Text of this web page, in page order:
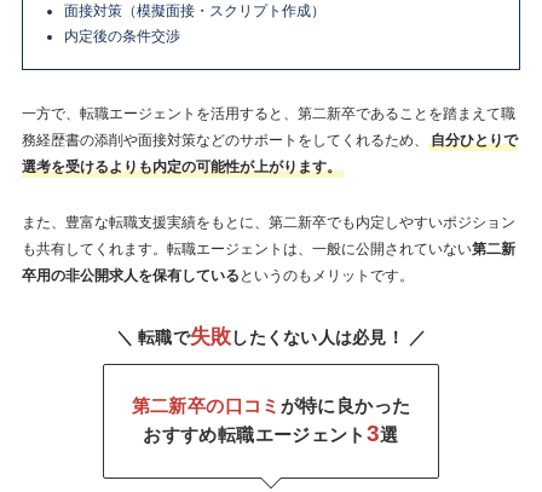
面接対策（模擬面接・スクリプト作成）
内定後の条件交渉
一方で、転職エージェントを活用すると、第二新卒であることを踏まえて職
務経歴書の添削や面接対策などのサポートをしてくれるため、
自分ひとりで
選考を受けるよりも内定の可能性が上がります。
また、豊富な転職支援実績をもとに、第二新卒でも内定しやすいポジション
も共有してくれます。転職エージェントは、一般に公開されていない第二新
卒用の非公開求人を保有している というのもメリットです。
＼ 転職で失敗 したくない人は必見！ ／
第二新卒の口コミ が特に良かった
おすすめ転職エージェント 3選